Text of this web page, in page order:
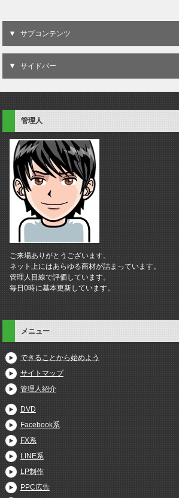
サブコンテンツ
サイドバー
管理人
ご来場ありがとうございます。
ネット上にはあらゆる商材が詰まっています。
管理人目線で評価しています。
毎日0時に基本更新しています。
メニュー
できることから始めよう
サイトマップ
管理人紹介
DVD
Facebook系
FX系
LINE系
LP制作
PPC広告